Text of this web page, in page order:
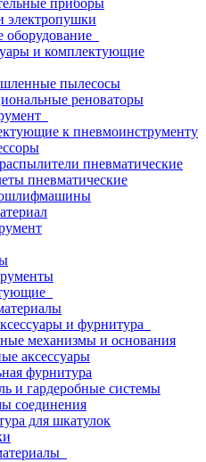
приборы
электропушки
оборудование
и комплектующие
пылесосы
реноваторы
к пневмоинструменту
пневматические
пневматические
и фурнитура
механизмы и основания
аксессуары
фурнитура
и гардеробные системы
соединения
для шкатулок